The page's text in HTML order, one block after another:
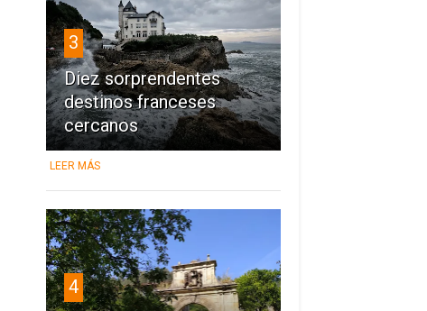
3
Diez sorprendentes
destinos franceses
cercanos
LEER MÁS
4